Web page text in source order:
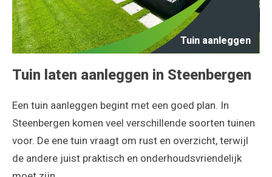
Tuin aanleggen
Tuin laten aanleggen in Steenbergen
Een tuin aanleggen begint met een goed plan. In
Steenbergen komen veel verschillende soorten tuinen
voor. De ene tuin vraagt om rust en overzicht, terwijl
de andere juist praktisch en onderhoudsvriendelijk